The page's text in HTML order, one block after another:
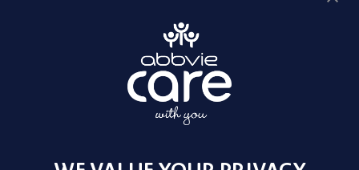
Dr. Thomas Vaterrodt, Chefarzt der Neurologischen
Klinik der SHG-Kliniken Sonnenberg, bereits
erfolgreich zum Einsatz. [ps]